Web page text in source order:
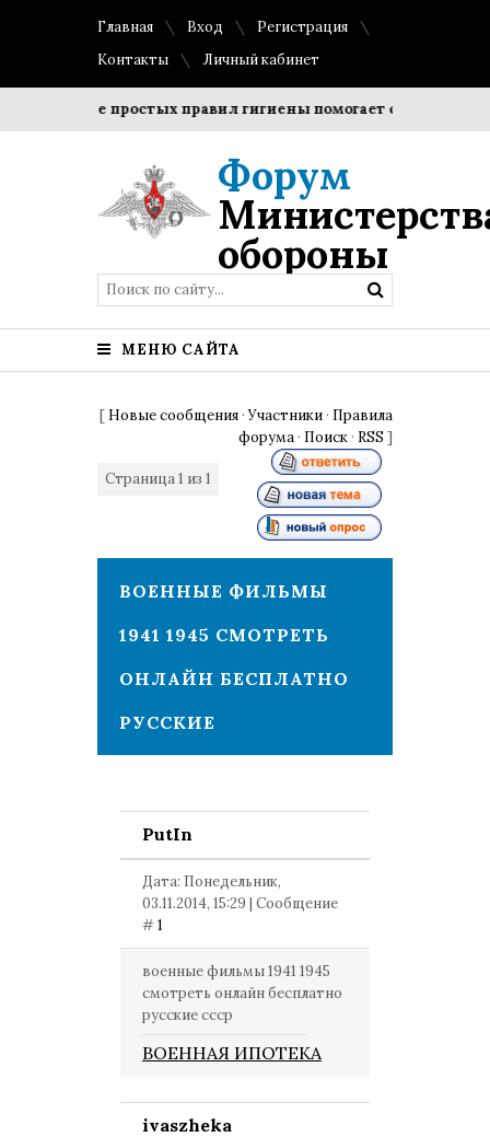
Главная Вход
Регистрация
Контакты
Личный кабинет
простых правил гигиены помогает сохранить
Форум
обороны
МЕНЮ САЙТА
[ Новые сообщения ·Участники · Правила
форума · Поиск · RSS ]
Страница1 из 1
ВОЕННЫЕ ФИЛЬМЫ
1941 1945 СМОТРЕТЬ
ОНЛАЙН БЕСПЛАТНО
РУССКИЕ
PutIn
Дата: Понедельник,
03.11.2014, 15:29 | Сообщение
#1
военные фильмы 1941 1945
смотреть онлайн бесплатно
русские ссср
ВОЕННАЯ ИПОТЕКА
ivaszheka